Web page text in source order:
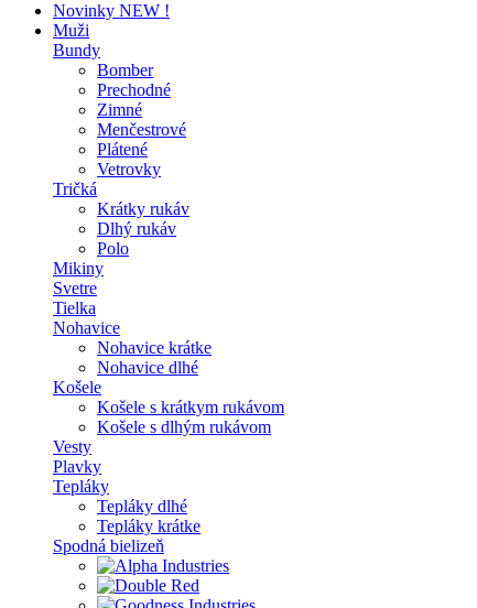
Novinky NEW !
Muži
Bundy
Bomber
Prechodné
Zimné
Menčestrové
Plátené
Vetrovky
Tričká
Krátky rukáv
Dlhý rukáv
Polo
Mikiny
Svetre
Tielka
Nohavice
Nohavice krátke
Nohavice dlhé
Košele
Košele s krátkym rukávom
Košele s dlhým rukávom
Vesty
Plavky
Tepláky
Tepláky dlhé
Tepláky krátke
Spodná bielizeň